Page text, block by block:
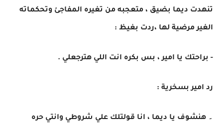
تنهدت ديما بضيق ، متعجبه من تغيره المفاجئ وتحكماته
الغير مرضية لها ،ردت بغيظ :
- براحتك يا امير ، بس بكره انت اللي هترجعلي .
رد امير بسخرية :
۔ هنشوف يا ديما ، انا قولتلك علي شروطي وانتي حره